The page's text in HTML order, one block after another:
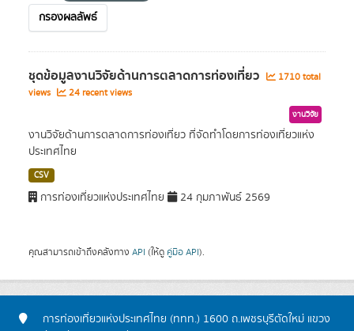
กรองผลลัพธ์
ชุดข้อมูลงานวิจัยด้านการตลาดการท่องเที่ยว
1710 total
views
24 recent views
งานวิจัย
งานวิจัยด้านการตลาดการท่องเที่ยว ที่จัดทำโดยการท่องเที่ยวแห่ง
ประเทศไทย
CSV
การท่องเที่ยวแห่งประเทศไทย 24 กุมภาพันธ์ 2569
คุณสามารถเข้าถึงคลังทาง API (ให้ดู คู่มือ API).
การท่องเที่ยวแห่งประเทศไทย (ททท.) 1600 ถ.เพชรบุรีตัดใหม่ แขวง